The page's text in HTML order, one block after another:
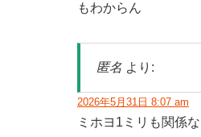
もわからん
匿名 より:
2026年5月31日 8:07 am
ミホヨ1ミリも関係